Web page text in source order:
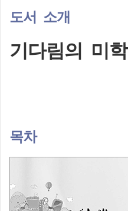
도서 소개
기다림의 미학
목차